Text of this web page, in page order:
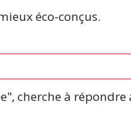
éco-conçus.
cherche à